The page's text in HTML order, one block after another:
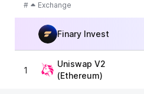
# Exchange
Finary Invest
1
Uniswap V2
(Ethereum)